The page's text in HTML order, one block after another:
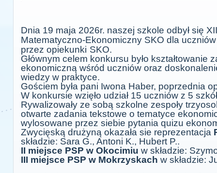
Dnia 19 maja 2026r. naszej szkole odbył się
Matematyczno-Ekonomiczny SKO dla
przez opiekunki SKO.
Głównym celem konkursu było kształtowanie
ekonomiczną wśród uczniów oraz
wiedzy w praktyce.
Gościem była pani Iwona Haber, poprzednia
W konkursie wzięło udział 15 uczniów z 5
Rywalizowały ze sobą szkolne zespoły
otwarte zadania tekstowe o tematyce
wylosowane przez siebie pytania quizu
Zwycięską drużyną okazała sie reprezentacja
składzie: Sara G., Antoni K., Hubert P..
II miejsce PSP w Okocimiu w składzie:
III miejsce PSP w Mokrzyskach w składzie: